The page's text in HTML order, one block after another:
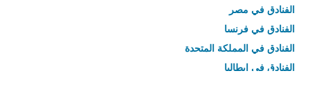
الفنادق في مصر
الفنادق في فرنسا
الفنادق في المملكة المتحدة
الفنادق في إيطاليا